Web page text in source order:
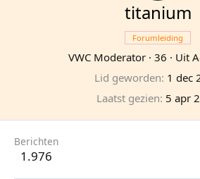
titanium
Forumleiding
VWC Moderator · 36 · Uit
Lid geworden 1 dec
Laatst gezien 5 apr
Berichten
1.976